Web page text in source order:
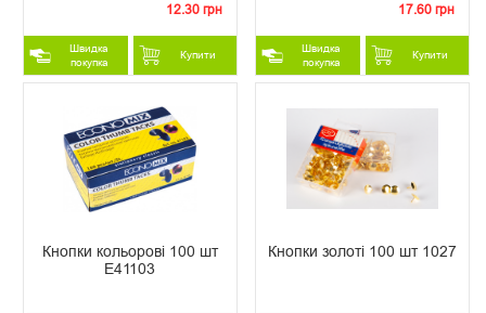
12.30 грн
Швидка
покупка
Купити
17.60 грн
Швидка
покупка
Купити
Кнопки кольорові 100 шт
E41103
Кнопки золоті 100 шт 1027